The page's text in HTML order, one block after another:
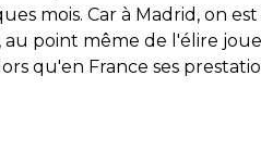
mois. Car à Madrid, on est
point même de l'élire
qu'en France ses